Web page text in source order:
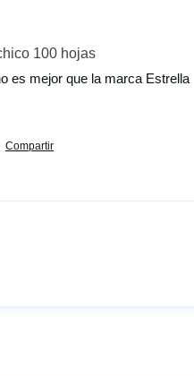
100 hojas
es mejor que la marca Estrella
Compartir